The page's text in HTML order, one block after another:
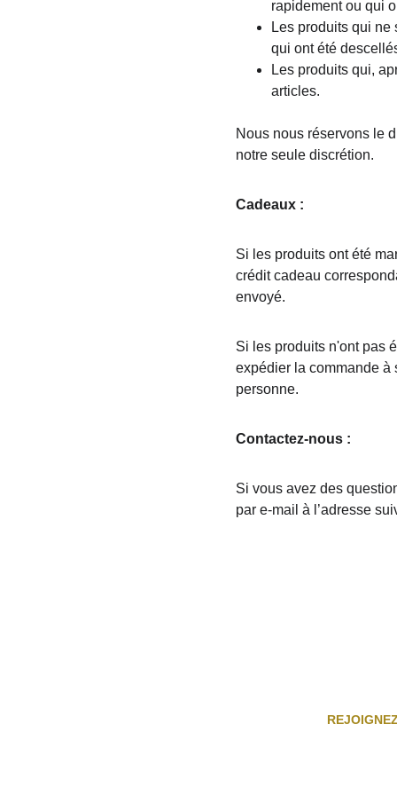
rapidement ou qui
Les produits qui
qui ont été
Les produits qui,
articles.
Nous nous réservons le
notre seule discrétion.
Cadeaux :
Si les produits ont été
crédit cadeau
envoyé.
Si les produits n'ont pas
expédier la commande à
personne.
Contactez-nous :
Si vous avez des
par e-mail à l’adresse